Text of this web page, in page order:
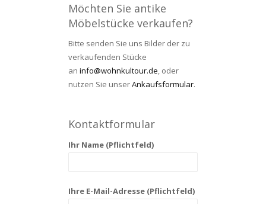
Möchten Sie antike
Möbelstücke verkaufen?
Bitte senden Sie uns Bilder der zu
verkaufenden Stücke
an info@wohnkultour.de, oder
nutzen Sie unserAnkaufsformular.
Kontaktformular
Ihr Name (Pflichtfeld)
Ihre E-Mail-Adresse (Pflichtfeld)